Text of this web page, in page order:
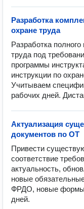
Разработка
охране труда
Разработка
труда под
программы
инструкции по
Учитываем
рабочих дней.
Актуализация
документов по ОТ
Привести
соответствие
актуальность,
новые
ФРДО, новые формы
дней.